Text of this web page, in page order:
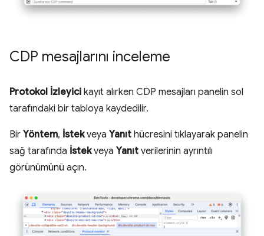
CDP mesajlarını inceleme
Protokol İzleyici kayıt alırken CDP mesajları panelin sol
tarafındaki bir tabloya kaydedilir.
Bir Yöntem, İstekveya Yanıt hücresini tıklayarak panelin
sağ tarafında İstekveya Yanıt verilerinin ayrıntılı
görünümünü açın.